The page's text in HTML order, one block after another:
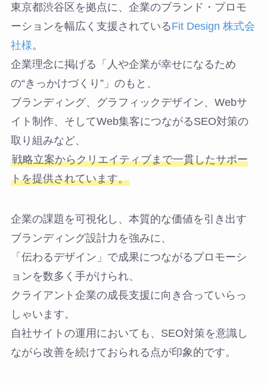
東京都渋谷区を拠点に、企業のブランド・プロモ
ーションを幅広く支援されているFit Design 株式会
社様。
企業理念に掲げる「人や企業が幸せになるため
の“きっかけづくり”」のもと、
ブランディング、グラフィックデザイン、Webサ
イト制作、そしてWeb集客につながるSEO対策の
取り組みなど、
戦略立案からクリエイティブまで一貫したサポー
トを提供されています。
企業の課題を可視化し、本質的な価値を引き出す
ブランディング設計力を強みに、
「伝わるデザイン」で成果につながるプロモーシ
ョンを数多く手がけられ、
クライアント企業の成長支援に向き合っていらっ
しゃいます。
自社サイトの運用においても、SEO対策を意識し
ながら改善を続けておられる点が印象的です。